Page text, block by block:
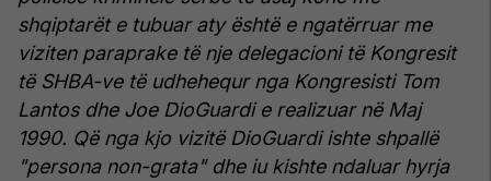
shqiptarët e tubuar aty është e ngatërruar me
viziten paraprake të nje delegacioni të Kongresit
të SHBA-ve të udhehequr nga Kongresisti Tom
Lantos dhe Joe DioGuardi e realizuar në Maj
1990. Që nga kjo vizitë DioGuardi ishte shpallë
"persona non-grata" dhe iu kishte ndaluar hyrja